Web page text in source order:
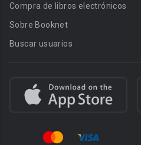
Compra de libros electrónicos
Sobre Booknet
Buscar usuarios